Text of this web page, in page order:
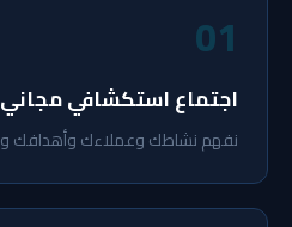
01
اجتماع استكشافي مجاني
نفهم نشاطك وعملاءك وأهدافك